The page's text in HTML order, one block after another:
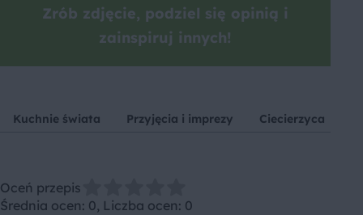
Zrób zdjęcie, podziel się opinią i
zainspiruj innych!
Kuchnie świata Przyjęcia i imprezy Ciecierzyca
Oceń przepis
Średnia ocen: 0, Liczba ocen: 0